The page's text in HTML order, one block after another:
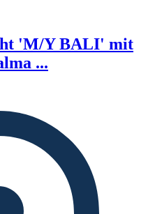
'M/Y BALI' mit
...